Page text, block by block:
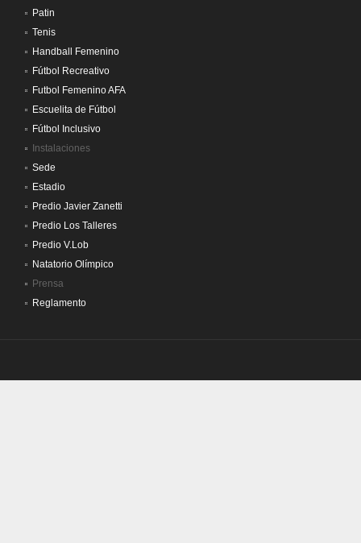
Patin
Tenis
Handball Femenino
Fútbol Recreativo
Futbol Femenino AFA
Escuelita de Fútbol
Fútbol Inclusivo
Instalaciones
Sede
Estadio
Predio Javier Zanetti
Predio Los Talleres
Predio V.Lob
Natatorio Olímpico
Prensa
Reglamento